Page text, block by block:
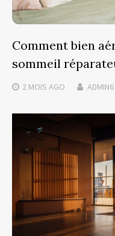
Comment bien
sommeil
2 MOIS AGO ADMIN6